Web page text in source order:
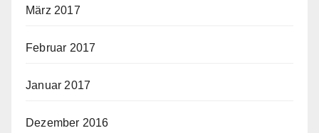
März 2017
Februar 2017
Januar 2017
Dezember 2016